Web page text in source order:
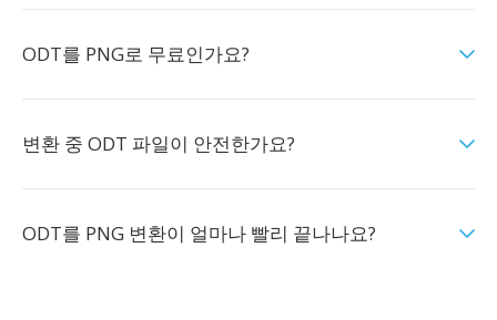
ODT를 PNG로 무료인가요?
변환 중 ODT 파일이 안전한가요?
ODT를 PNG 변환이 얼마나 빨리 끝나나요?